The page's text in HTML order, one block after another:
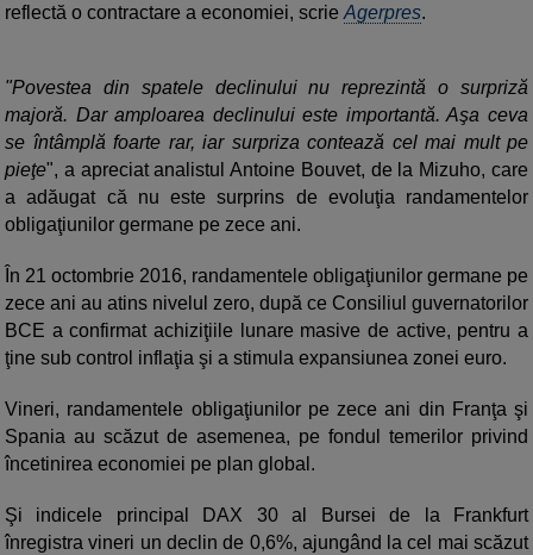
reflectă o contractare a economiei, scrie Agerpres.
"Povestea din spatele declinului nu reprezintă o surpriză
majoră. Dar amploarea declinului este importantă. Aşa ceva
se întâmplă foarte rar, iar surpriza contează cel mai mult pe
pieţe", a apreciat analistul Antoine Bouvet, de la Mizuho, care
a adăugat că nu este surprins de evoluţia randamentelor
obligaţiunilor germane pe zece ani.
În 21 octombrie 2016, randamentele obligaţiunilor germane pe
zece ani au atins nivelul zero, după ce Consiliul guvernatorilor
BCE a confirmat achiziţiile lunare masive de active, pentru a
ţine sub control inflaţia şi a stimula expansiunea zonei euro.
Vineri, randamentele obligaţiunilor pe zece ani din Franţa şi
Spania au scăzut de asemenea, pe fondul temerilor privind
încetinirea economiei pe plan global.
Şi indicele principal DAX 30 al Bursei de la Frankfurt
înregistra vineri un declin de 0,6%, ajungând la cel mai scăzut